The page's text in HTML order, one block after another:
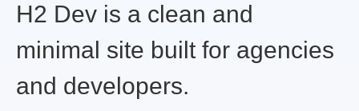
H2 Dev is a clean and
minimal site built for agencies
and developers.